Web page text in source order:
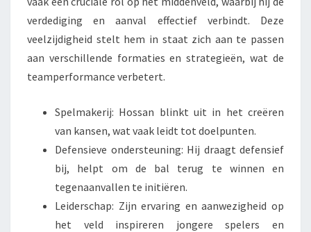
verdediging en aanval effectief verbindt. Deze
veelzijdigheid stelt hem in staat zich aan te passen
aan verschillende formaties en strategieën, wat de
teamperformance verbetert.
Spelmakerij: Hossan blinkt uit in het creëren
van kansen, wat vaak leidt tot doelpunten.
Defensieve ondersteuning: Hij draagt defensief
bij, helpt om de bal terug te winnen en
tegenaanvallen te initiëren.
Leiderschap: Zijn ervaring en aanwezigheid op
het veld inspireren jongere spelers en